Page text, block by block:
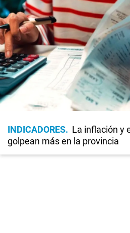
INDICADORES
La inflación y
golpean más en la provincia